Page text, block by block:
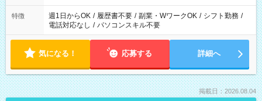
特徴 週1日からOK / 履歴書不要 / 副業・WワークOK / シフト勤務 /
電話対応なし / パソコンスキル不要
気になる！ 応募する 詳細へ
掲載日：2026.08.04